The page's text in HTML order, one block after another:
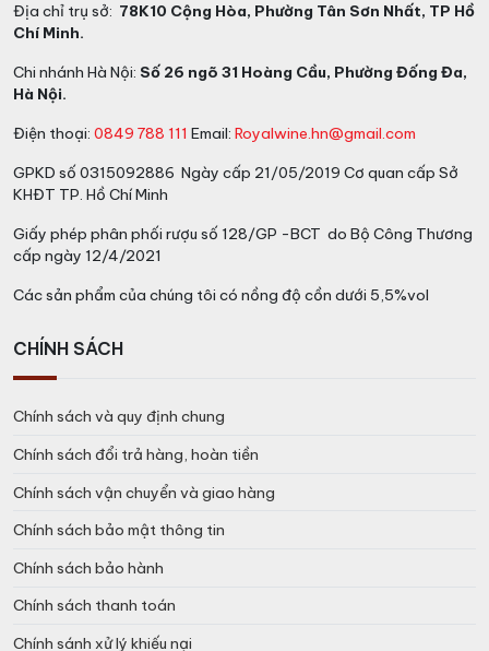
trái cây chín mọng như cam và mận, kèm theo ghi chú
của gỗ sồi từ quá trình ủ. Whisky có hương vị đa dạng,
phong phú và tròn trịa, với sự cân bằng hoàn hảo giữa
các thành phần.
Hương Vị Rượu Hibiki 21 Years
Kết hợp món ăn: Hibiki 21 Years được thưởng thức một
mình, để tận hưởng tất cả các chi tiết phức tạp của
sản, thịt đỏ nướng, hoặc các món tráng miệng có
hương vị đa dạng.
Phục vụ: Whisky được thưởng thức ở nhiệt độ phòng
hoặc với một ít đá, tùy thuộc vào sở thích cá nhân của
Địa chỉ trụ sở: 78K10 Cộng Hòa, Phường Tân Sơn Nhất, TP Hồ
Chí Minh.
Chi nhánh Hà Nội: Số 26 ngõ 31 Hoàng Cầu, Phường Đống Đa,
Hà Nội.
Điện thoại: 0849 788 111 Email: Royalwine.hn@gmail.com
GPKD số 0315092886 Ngày cấp 21/05/2019 Cơ quan cấp Sở
KHĐT TP. Hồ Chí Minh
Giấy phép phân phối rượu số 128/GP -BCT do Bộ Công Thương
cấp ngày 12/4/2021
Các sản phẩm của chúng tôi có nồng độ cồn dưới 5,5%vol
CHÍNH SÁCH
Chính sách và quy định chung
Chính sách đổi trả hàng, hoàn tiền
Chính sách vận chuyển và giao hàng
Chính sách bảo mật thông tin
Chính sách bảo hành
Chính sách thanh toán
Chính sánh xử lý khiếu nại